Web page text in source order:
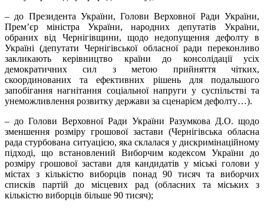
– до Президента України, Голови Верховної Ради України,
Прем’єр міністра України, народних депутатів України,
обраних від Чернігівщини, щодо недопущення дефолту в
Україні (депутати Чернігівської обласної ради переконливо
закликають керівництво країни до консолідації усіх
демократичних сил з метою прийняття чітких,
скоординованих та ефективних рішень для подальшого
запобігання нагнітання соціальної напруги у суспільстві та
унеможливлення розвитку держави за сценарієм дефолту…).
– до Голови Верховної Ради України Разумкова Д.О. щодо
зменшення розміру грошової застави (Чернігівська обласна
рада стурбована ситуацією, яка склалася у дискримінаційному
підході, що встановлений Виборчим кодексом України до
розміру грошової застави для кандидатів у міські голови у
містах з кількістю виборців понад 90 тисяч та виборчих
списків партій до місцевих рад (обласних та міських з
кількістю виборців більше 90 тисяч);